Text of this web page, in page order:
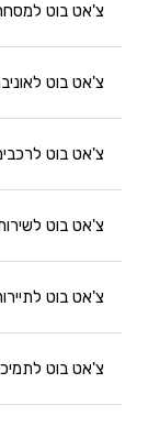
צ'אט בוט למסחר
צ'אט בוט
צ'אט בוט
צ'אט בוט
צ'אט בוט
צ'אט בוט